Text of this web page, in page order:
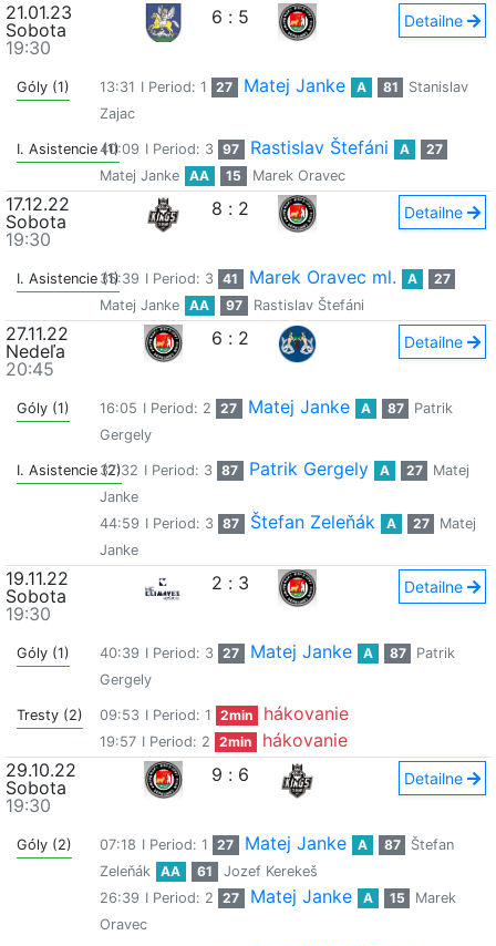
21.01.23
Sobota
19:30
6 : 5 Detailne
Góly (1) 13:31 I Period: 1 27 Matej Janke A 81
Stanislav
Zajac
I. Asistencie (1)40:09 I Period: 3 97 Rastislav Štefáni A
27
Matej Janke
AA 15 Marek Oravec
17.12.22
Sobota
19:30
8 : 2 Detailne
I. Asistencie (1)35:39 I Period: 3 41 Marek Oravec ml. A
27
Matej Janke
AA 97 Rastislav Štefáni
27.11.22
Nedeľa
20:45
6 : 2 Detailne
Góly (1) 16:05 I Period: 2 27 Matej Janke A 87
Patrik
Gergely
I. Asistencie (2)37:32 I Period: 3 87 Patrik Gergely A 27
Matej
Janke
44:59 I Period: 3 87 Štefan Zeleňák A 27
Matej
Janke
19.11.22
Sobota
19:30
2 : 3 Detailne
Góly (1) 40:39 I Period: 3 27 Matej Janke A 87
Patrik
Gergely
Tresty (2) 09:53 I Period: 1 2min hákovanie
19:57 I Period: 2 2min
hákovanie
29.10.22
Sobota
19:30
9 : 6 Detailne
Góly (2) 07:18 I Period: 1 27 Matej Janke A 87
Štefan
Zeleňák
AA 61
Jozef Kerekeš
26:39 I Period: 2 27 Matej Janke A 15
Marek
Oravec